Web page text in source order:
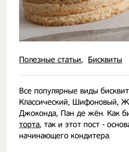
Полезные статьи Бисквиты
Все популярные виды
Классический, Шифоновый,
Джоконда, Пан де жён. Как
торта, так и этот пост -
начинающего кондитера.